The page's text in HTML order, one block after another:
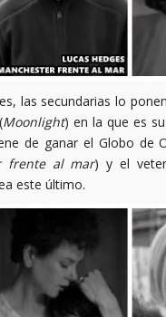
las secundarias lo
(Moonlight) en la que es
de ganar el Globo de
frente al mar) y el
este último.